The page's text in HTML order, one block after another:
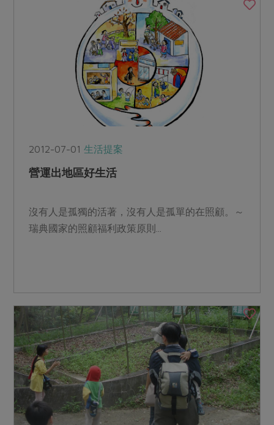
2012-07-01生活提案
營運出地區好生活
沒有人是孤獨的活著，沒有人是孤單的在照顧。～
瑞典國家的照顧福利政策原則...